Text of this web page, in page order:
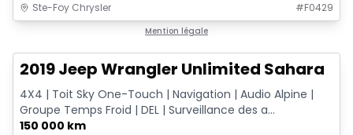
Ste-Foy Chrysler #F0429
Mention légale
2019 Jeep Wrangler Unlimited Sahara
4X4 | Toit Sky One-Touch | Navigation | Audio Alpine |
Groupe Temps Froid | DEL | Surveillance des a...
150 000 km